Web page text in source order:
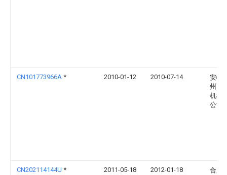
CN101773966A * 2010-01-12 2010-07-14
安特(
州)精
机械
公司
CN202114144U * 2011-05-18 2012-01-18
合肥